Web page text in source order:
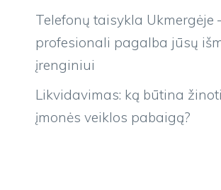
Telefonų taisykla Ukmergėje
profesionali pagalba jūsų
įrenginiui
Likvidavimas: ką būtina
įmonės veiklos pabaigą?